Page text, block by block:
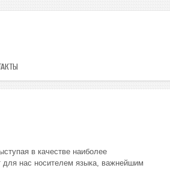
в качестве наиболее
для нас носителем языка, важнейшим